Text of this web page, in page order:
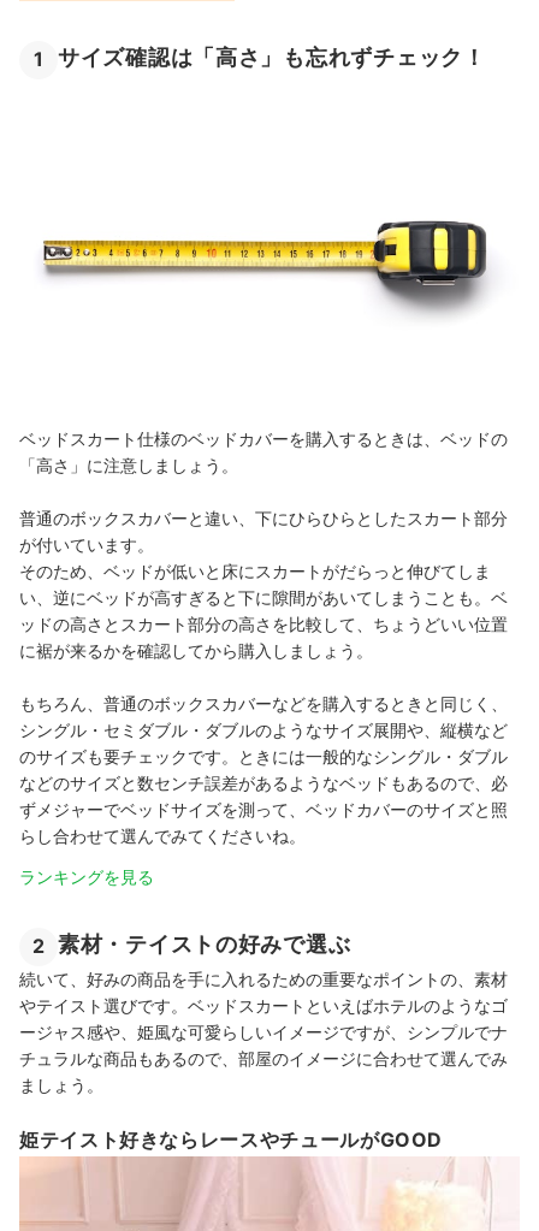
1 サイズ確認は「高さ」も忘れずチェック！
ベッドスカート仕様のベッドカバーを購入するときは、ベッドの
「高さ」に注意しましょう。
普通のボックスカバーと違い、下にひらひらとしたスカート部分
が付いています。
そのため、ベッドが低いと床にスカートがだらっと伸びてしま
い、逆にベッドが高すぎると下に隙間があいてしまうことも。ベ
ッドの高さとスカート部分の高さを比較して、ちょうどいい位置
に裾が来るかを確認してから購入しましょう。
もちろん、普通のボックスカバーなどを購入するときと同じく、
シングル・セミダブル・ダブルのようなサイズ展開や、縦横など
のサイズも要チェックです。ときには一般的なシングル・ダブル
などのサイズと数センチ誤差があるようなベッドもあるので、必
ずメジャーでベッドサイズを測って、ベッドカバーのサイズと照
らし合わせて選んでみてくださいね。
ランキングを見る
2 素材・テイストの好みで選ぶ
続いて、好みの商品を手に入れるための重要なポイントの、素材
やテイスト選びです。ベッドスカートといえばホテルのようなゴ
ージャス感や、姫風な可愛らしいイメージですが、シンプルでナ
チュラルな商品もあるので、部屋のイメージに合わせて選んでみ
ましょう。
姫テイスト好きならレースやチュールがGOOD